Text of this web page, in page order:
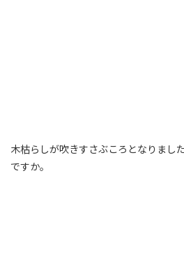
木枯らしが吹きすさぶころとなりまし
ですか。